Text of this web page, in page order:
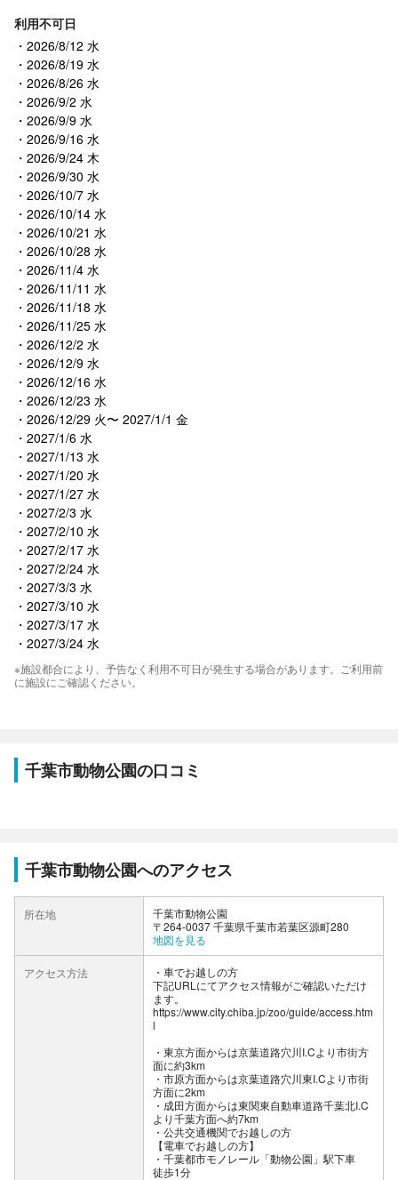
利用不可日
2026/8/12 水
2026/8/19 水
2026/8/26 水
2026/9/2 水
2026/9/9 水
2026/9/16 水
2026/9/24 木
2026/9/30 水
2026/10/7 水
2026/10/14 水
2026/10/21 水
2026/10/28 水
2026/11/4 水
2026/11/11 水
2026/11/18 水
2026/11/25 水
2026/12/2 水
2026/12/9 水
2026/12/16 水
2026/12/23 水
2026/12/29 火〜 2027/1/1 金
2027/1/6 水
2027/1/13 水
2027/1/20 水
2027/1/27 水
2027/2/3 水
2027/2/10 水
2027/2/17 水
2027/2/24 水
2027/3/3 水
2027/3/10 水
2027/3/17 水
2027/3/24 水
※施設都合により、予告なく利用不可日が発生する場合があります。ご利用前
に施設にご確認ください。
千葉市動物公園の口コミ
千葉市動物公園へのアクセス
所在地
千葉市動物公園
〒264-0037 千葉県千葉市若葉区源町280
地図を見る
アクセス方法
車でお越しの方
下記URLにてアクセス情報がご確認いただけ
ます。
https://www.city.chiba.jp/zoo/guide/access.htm
l
・東京方面からは京葉道路穴川I.Cより市街方
面に約3km
・市原方面からは京葉道路穴川東I.Cより市街
方面に2km
・成田方面からは東関東自動車道路千葉北I.C
より千葉方面へ約7km
公共交通機関でお越しの方
【電車でお越しの方】
・千葉都市モノレール「動物公園」駅下車
徒歩1分